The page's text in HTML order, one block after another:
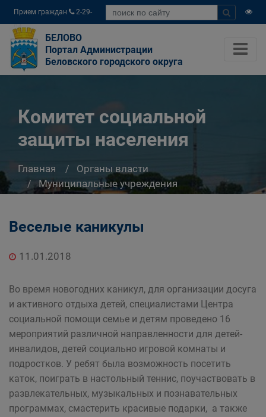
Прием граждан
2-29-
04
БЕЛОВО
Портал Администрации
Беловского городского округа
Комитет социальной
защиты населения
Главная
Органы власти
Муниципальные учреждения
Комитет социальной защиты населения
Веселые каникулы
11.01.2018
Во время новогодних каникул, для организации досуга
и активного отдыха детей, специалистами Центра
социальной помощи семье и детям проведено 16
мероприятий различной направленности для детей-
инвалидов, детей социально игровой комнаты и
подростков. У ребят была возможность посетить
каток, поиграть в настольный теннис, поучаствовать в
развлекательных, музыкальных и познавательных
программах, смастерить красивые подарки, а также